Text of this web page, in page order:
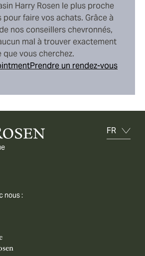
Harry Rosen le plus proche
pour faire vos achats. Grâce à
nos conseillers chevronnés,
mal à trouver exactement
que vous cherchez.
Prendre un rendez-vous
nous :